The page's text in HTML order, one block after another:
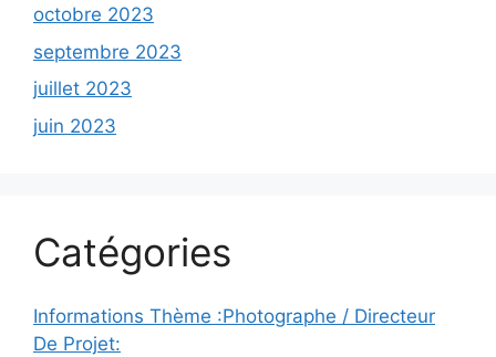
octobre 2023
septembre 2023
juillet 2023
juin 2023
Catégories
Informations Thème :Photographe / Directeur
De Projet: